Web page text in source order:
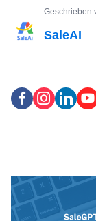
Geschrieben
SaleAI